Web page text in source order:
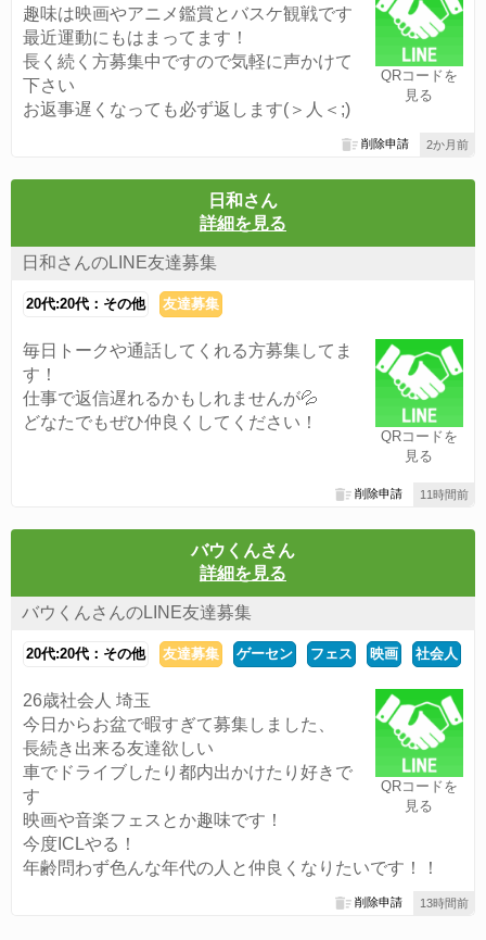
QRコードを
見る
趣味は映画やアニメ鑑賞とバスケ観戦です
最近運動にもはまってます！
長く続く方募集中ですので気軽に声かけて
下さい
お返事遅くなっても必ず返します(＞人＜;)
2か月前
削除申請
日和さん
詳細を見る
日和さんのLINE友達募集
20代:20代：その他 友達募集
QRコードを
見る
毎日トークや通話してくれる方募集してま
す！
仕事で返信遅れるかもしれませんが💦
どなたでもぜひ仲良くしてください！
11時間前
削除申請
バウくんさん
詳細を見る
バウくんさんのLINE友達募集
20代:20代：その他 友達募集 ゲーセン フェス 映画 社会人
QRコードを
見る
26歳社会人 埼玉
今日からお盆で暇すぎて募集しました、
長続き出来る友達欲しい
車でドライブしたり都内出かけたり好きで
す
映画や音楽フェスとか趣味です！
今度ICLやる！
年齢問わず色んな年代の人と仲良くなりたいです！！
13時間前
削除申請